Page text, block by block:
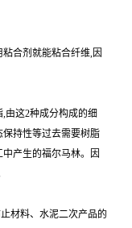
合剂就能粘合纤维,因
由这2种成分构成的细
持性等过去需要树脂
产生的福尔马林。因
材料、水泥二次产品的